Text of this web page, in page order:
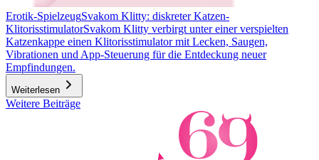
Erotik-SpielzeugSvakom Klitty: diskreter Katzen-
KlitorisstimulatorSvakom Klitty verbirgt unter einer verspielten
Katzenkappe einen Klitorisstimulator mit Lecken, Saugen,
Vibrationen und App-Steuerung für die Entdeckung neuer
Empfindungen.
Weiterlesen
Weitere Beiträge